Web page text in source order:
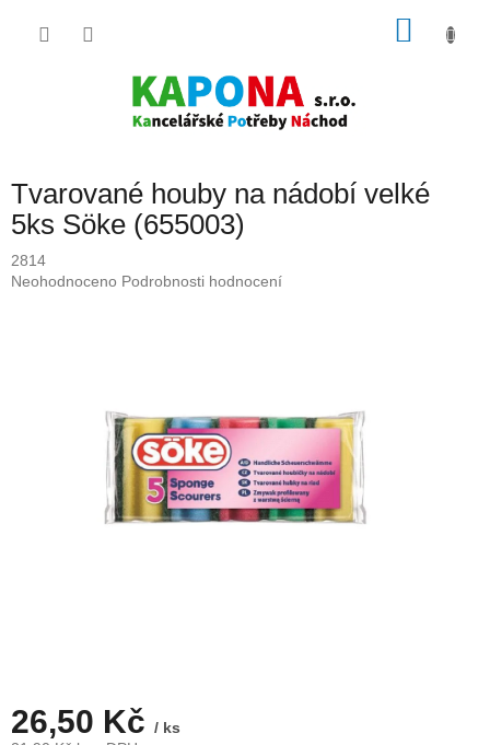
Tvarované houby na nádobí velké
5ks Söke (655003)
2814
Průměrné
Neohodnoceno Podrobnosti hodnocení
26,50 Kč / ks